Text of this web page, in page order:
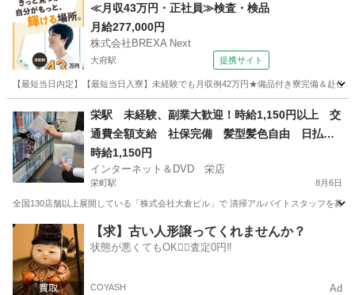
≪月収43万円・正社員≫検査・検品
月給277,000円
株式会社BREXA Next
大府駅 提携サイト
【最短当日内定】【最短当日入寮】未経験でも月収例42万円★備品付き寮完備＆赴
大府駅 その他
栄駅 未経験、副業大歓迎！時給1,150円以上 交
通費全額支給 社保完備 髪型髪色自由 日払
い、週払いOK！ 店舗内清掃アルバイト 1日4時
間以上 週1日からOK
時給1,150円
インターネット＆DVD 栄店
栄町駅 8月6日
全国130店舗以上展開している「株式会社大倉ビル」で 清掃アルバイトスタッフを募
愛知 名古屋市 栄町駅 清掃 フリーダイヤル
【求】古い人形譲ってくれませんか？
状態が悪くてもOK🙆‍♀️査定0円‼️
COYASH Ad